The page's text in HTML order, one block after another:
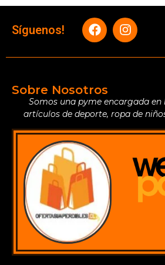
Síguenos!
Sobre Nosotros
Somos una pyme encargada en
artículos de deporte, ropa de